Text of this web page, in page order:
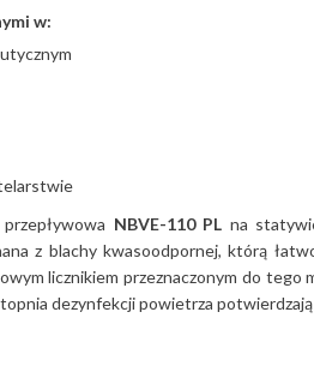
w:
przepływowa NBVE-110 PL na
z blachy kwasoodpornej, którą
licznikiem przeznaczonym do tego
dezynfekcji powietrza